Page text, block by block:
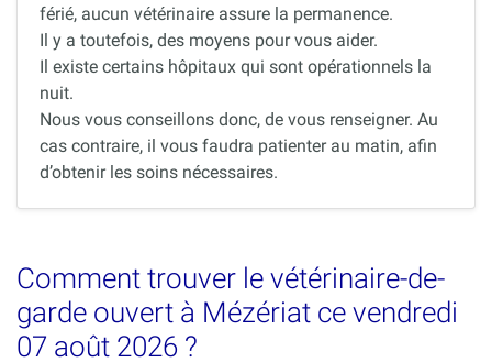
férié, aucun vétérinaire assure la permanence.
Il y a toutefois, des moyens pour vous aider.
Il existe certains hôpitaux qui sont opérationnels la
nuit.
Nous vous conseillons donc, de vous renseigner. Au
cas contraire, il vous faudra patienter au matin, afin
d’obtenir les soins nécessaires.
Comment trouver le vétérinaire-de-
garde ouvert à Mézériat ce vendredi
07 août 2026 ?